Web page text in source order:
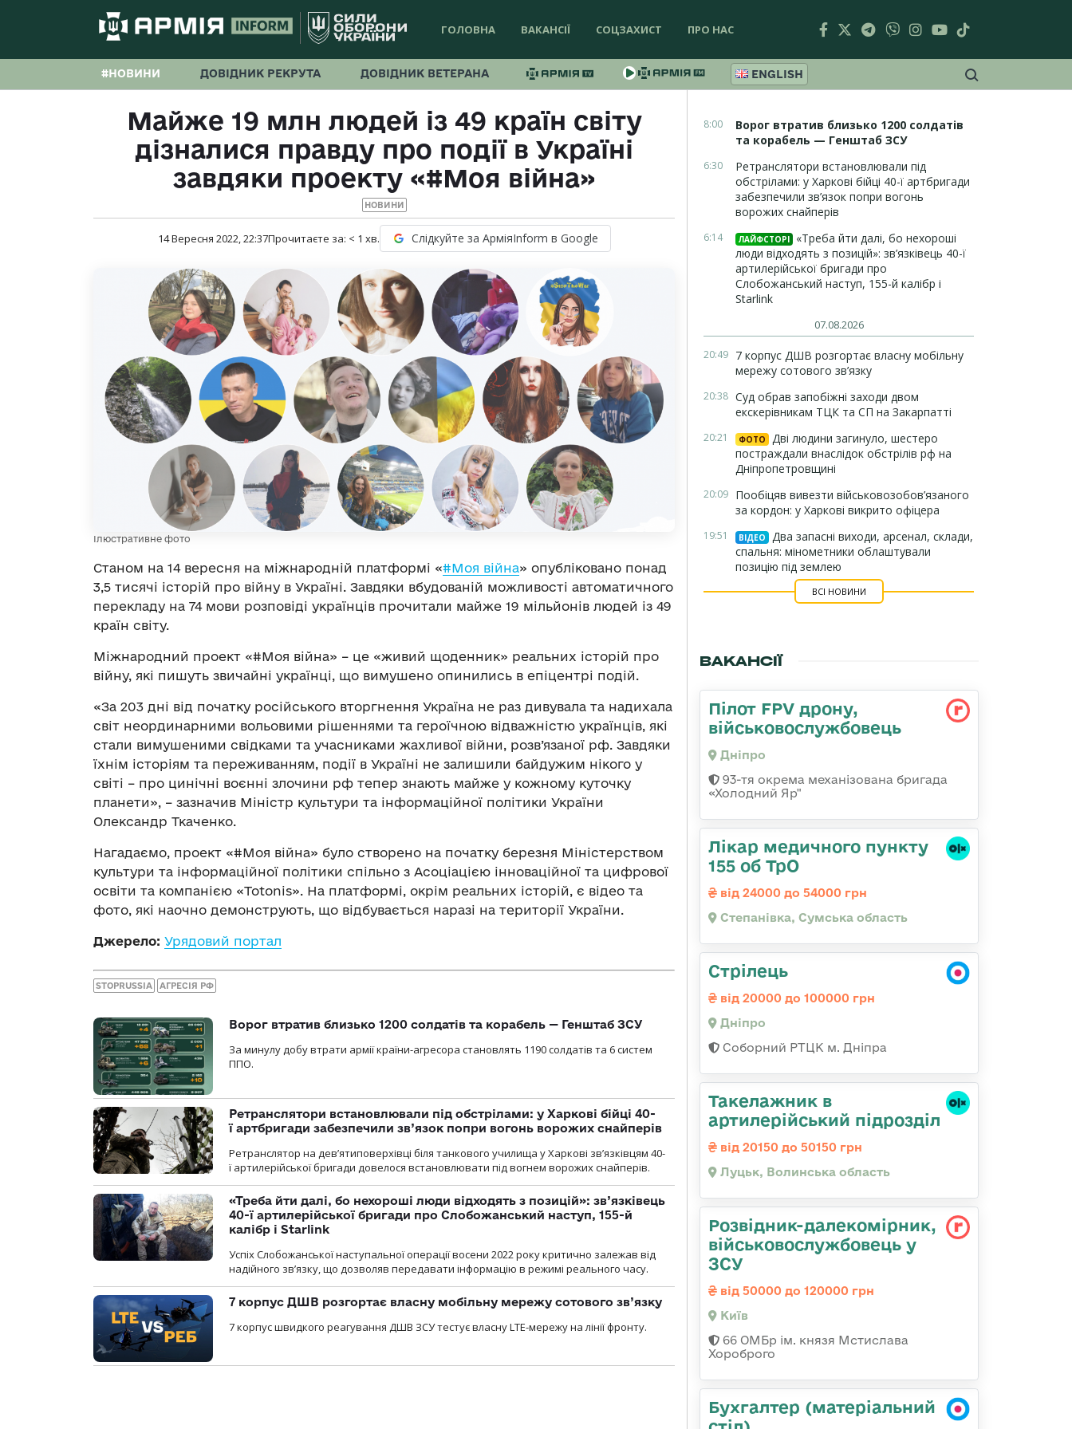
ГОЛОВНА ВАКАНСІЇ СОЦЗАХИСТ ПРО НАС
#НОВИНИ ДОВІДНИК РЕКРУТА ДОВІДНИК ВЕТЕРАНА ENGLISH
Майже 19 млн людей із 49 країн світу
дізналися правду про події в Україні
завдяки проекту «#Моя війна»
НОВИНИ
14 Вересня 2022, 22:37Прочитаєте за: < 1 хв. Слідкуйте за АрміяInform в Google
Ілюстративне фото
Станом на 14 вересня на міжнародній платформі «#Моя війна» опубліковано понад
3,5 тисячі історій про війну в Україні. Завдяки вбудованій можливості автоматичного
перекладу на 74 мови розповіді українців прочитали майже 19 мільйонів людей із 49
країн світу.
Міжнародний проект «#Моя війна» – це «живий щоденник» реальних історій про
війну, які пишуть звичайні українці, що вимушено опинились в епіцентрі подій.
«За 203 дні від початку російського вторгнення Україна не раз дивувала та надихала
світ неординарними вольовими рішеннями та героїчною відважністю українців, які
стали вимушеними свідками та учасниками жахливої війни, розв’язаної рф. Завдяки
їхнім історіям та переживанням, події в Україні не залишили байдужим нікого у
світі – про цинічні воєнні злочини рф тепер знають майже у кожному куточку
планети», – зазначив Міністр культури та інформаційної політики України
Олександр Ткаченко.
Нагадаємо, проект «#Моя війна» було створено на початку березня Міністерством
культури та інформаційної політики спільно з Асоціацією інноваційної та цифрової
освіти та компанією «Totonis». На платформі, окрім реальних історій, є відео та
фото, які наочно демонструють, що відбувається наразі на території України.
Джерело: Урядовий портал
STOPRUSSIA АГРЕСІЯ РФ
Ворог втратив близько 1200 солдатів та корабель — Генштаб ЗСУ
За минулу добу втрати армії країни-агресора становлять 1190 солдатів та 6 систем
ППО.
Ретранслятори встановлювали під обстрілами: у Харкові бійці 40-
ї артбригади забезпечили зв’язок попри вогонь ворожих снайперів
Ретранслятор на дев’ятиповерхівці біля танкового училища у Харкові зв’язківцям 40-
ї артилерійської бригади довелося встановлювати під вогнем ворожих снайперів.
«Треба йти далі, бо нехороші люди відходять з позицій»: зв’язківець
40-ї артилерійської бригади про Слобожанський наступ, 155-й
калібр і Starlink
Успіх Слобожанської наступальної операції восени 2022 року критично залежав від
надійного зв’язку, що дозволяв передавати інформацію в режимі реального часу.
7 корпус ДШВ розгортає власну мобільну мережу сотового зв’язку
7 корпус швидкого реагування ДШВ ЗСУ тестує власну LTE-мережу на лінії фронту.
8:00
Ворог втратив близько 1200 солдатів
та корабель — Генштаб ЗСУ
6:30
Ретранслятори встановлювали під
обстрілами: у Харкові бійці 40-ї артбригади
забезпечили зв’язок попри вогонь
ворожих снайперів
6:14 ЛАЙФСТОРІ
«Треба йти далі, бо нехороші
люди відходять з позицій»: зв’язківець 40-ї
артилерійської бригади про
Слобожанський наступ, 155-й калібр і
Starlink
07.08.2026
20:49 7 корпус ДШВ розгортає власну мобільну
мережу сотового зв’язку
20:38 Суд обрав запобіжні заходи двом
екскерівникам ТЦК та СП на Закарпатті
20:21 ФОТО
Дві людини загинуло, шестеро
постраждали внаслідок обстрілів рф на
Дніпропетровщині
20:09 Пообіцяв вивезти військовозобов’язаного
за кордон: у Харкові викрито офіцера
19:51 ВІДЕО
Два запасні виходи, арсенал, склади,
спальня: мінометники облаштували
позицію під землею
ВСІ НОВИНИ
ВАКАНСІЇ
Пілот FPV дрону,
військовослужбовець
Дніпро
93-тя окрема механізована бригада
«Холодний Яр"
Лікар медичного пункту
155 об ТрО
від 24000 до 54000 грн
Степанівка, Сумська область
Стрілець
від 20000 до 100000 грн
Дніпро
Соборний РТЦК м. Дніпра
Такелажник в
артилерійський підрозділ
від 20150 до 50150 грн
Луцьк, Волинська область
Розвідник-далекомірник,
військовослужбовець у
ЗСУ
від 50000 до 120000 грн
Київ
66 ОМБр ім. князя Мстислава
Хороброго
Бухгалтер (матеріальний